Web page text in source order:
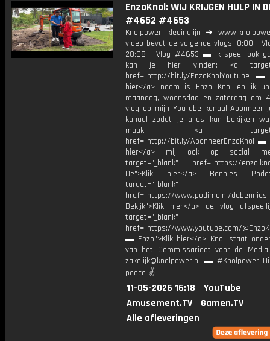
EnzoKnol: WIJ KRIJGEN HULP IN
#4652 #4653
Knolpower kledinglijn ➜
video bevat de volgende vlogs: 0:00 -
28:08 - Vlog #4653 ▬ Ik speel ook
kan je hier vinden: <a
href="http://bit.ly/EnzoKnolYoutube ▬
hier</a> naam is Enzo Knol en ik
maandag, woensdag en zaterdag om
vlog op mijn YouTube kanaal Abonneer
kanaal zodat je alles kan bekijken
maak: <a
href="http://bit.ly/AbonneerEnzoKnol ▬
hier</a> mij ook op social
target="_blank" href="https://
De">Klik hier</a> Bennies
target="_blank"
href="https://www.podimo.nl/debennies
Bekijk">Klik hier</a> de vlog
target="_blank"
href="https://www.youtube.com/
▬ Enzo">Klik hier</a> Knol staat
van het Commissariaat voor de
zakelijk@knolpower.nl ▬ #Knolpower
peace ✌
11-05-2026 16:18
YouTube
Amusement.TV
Gamen.TV
Alle afleveringen